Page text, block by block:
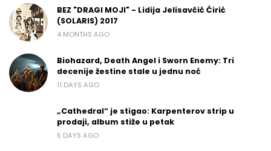
BEZ "DRAGI MOJI" - Lidija Jelisavčić Ćirić
(SOLARIS) 2017
4 MONTHS AGO
Biohazard, Death Angel i Sworn Enemy: Tri
decenije žestine stale u jednu noć
11 DAYS AGO
„Cathedral“ je stigao: Karpenterov strip u
prodaji, album stiže u petak
5 DAYS AGO